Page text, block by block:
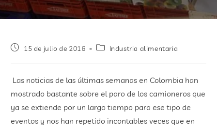
15 de julio de 2016 Industria alimentaria
Las noticias de las últimas semanas en Colombia han
mostrado bastante sobre el paro de los camioneros que
ya se extiende por un largo tiempo para ese tipo de
eventos y nos han repetido incontables veces que en